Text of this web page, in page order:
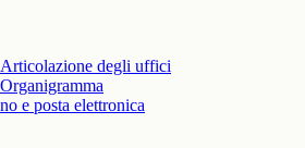
Articolazione degli uffici
Organigramma
e posta elettronica